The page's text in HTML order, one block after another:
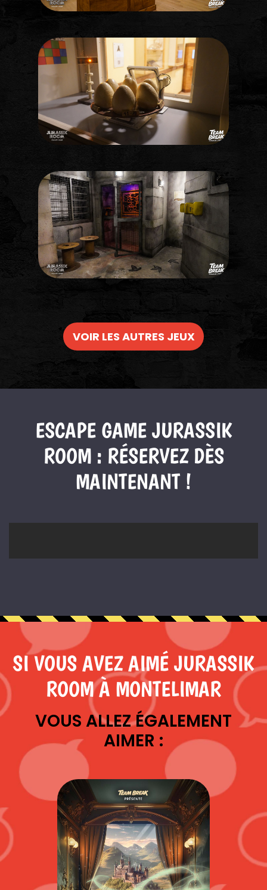
VOIR LES AUTRES JEUX
ESCAPE GAME JURASSIK
ROOM : RÉSERVEZ DÈS
MAINTENANT !
SI VOUS AVEZ AIMÉ JURASSIK
ROOM À MONTELIMAR
VOUS ALLEZ ÉGALEMENT
AIMER :